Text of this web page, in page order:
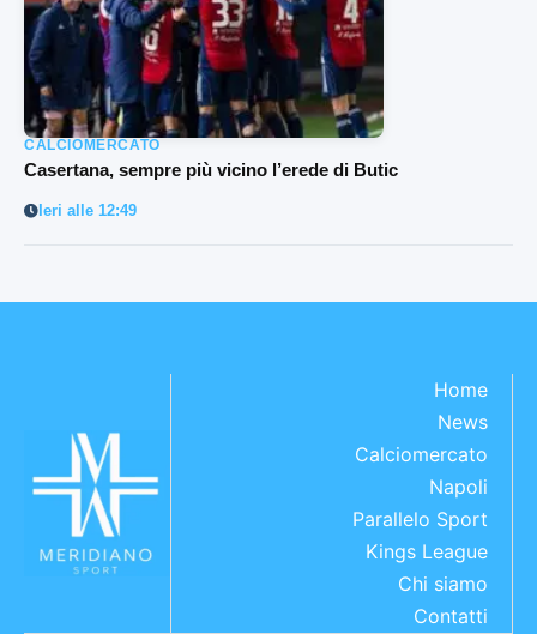
CALCIOMERCATO
Casertana, sempre più vicino l’erede di Butic
Ieri alle 12:49
Home
News
Calciomercato
Napoli
Parallelo Sport
Kings League
Chi siamo
Contatti